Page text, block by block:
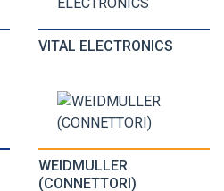
VITAL ELECTRONICS
WEIDMULLER
(CONNETTORI)